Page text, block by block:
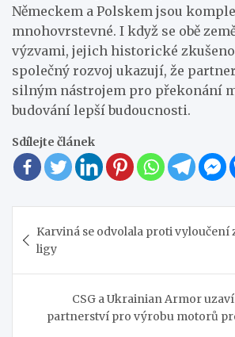
Německem a Polskem jsou
mnohovrstevné. I když se obě
výzvami, jejich historické
společný rozvoj ukazují, že
silným nástrojem pro překonání
budování lepší budoucnosti.
Sdílejte článek
pro
příspěvek
Karviná se odvolala proti
ligy
CSG a Ukrainian Armor
partnerství pro výrobu motorů